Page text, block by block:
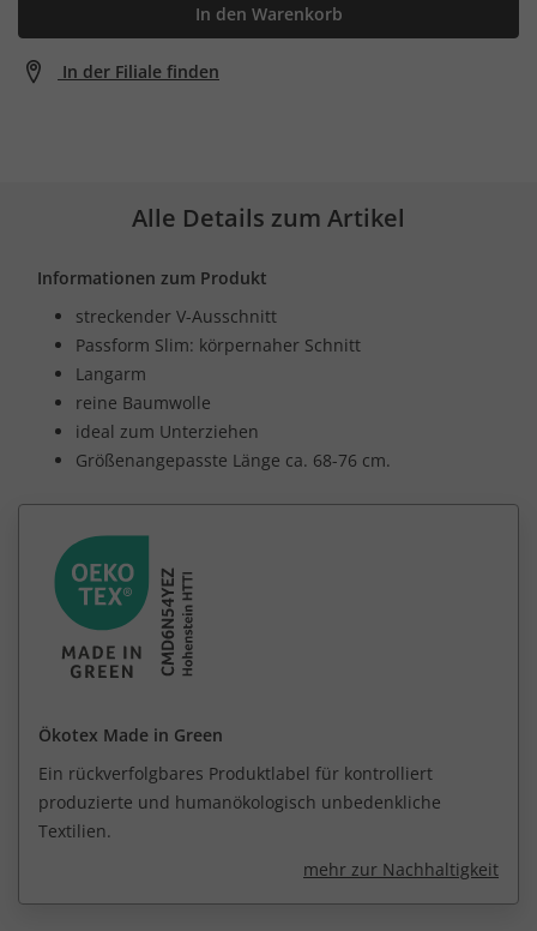
In den Warenkorb
In der Filiale finden
Alle Details zum Artikel
Informationen zum Produkt
streckender V-Ausschnitt
Passform Slim: körpernaher Schnitt
Langarm
reine Baumwolle
ideal zum Unterziehen
Größenangepasste Länge ca. 68-76 cm.
Ökotex Made in Green
Ein rückverfolgbares Produktlabel für kontrolliert
produzierte und humanökologisch unbedenkliche
Textilien.
mehr zur Nachhaltigkeit